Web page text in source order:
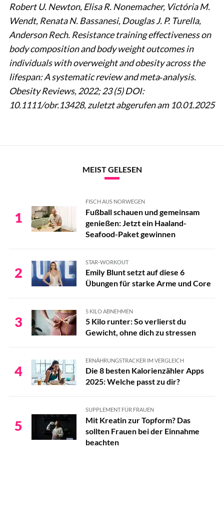
Robert U. Newton, Elisa R. Nonemacher, Victória M.
Wendt, Renata N. Bassanesi, Douglas J. P. Turella,
Anderson Rech. Resistance training effectiveness on
body composition and body weight outcomes in
individuals with overweight and obesity across the
lifespan: A systematic review and meta‐analysis.
Obesity Reviews, 2022; 23 (5) DOI:
10.1111/obr.13428, zuletzt abgerufen am 10.01.2025
MEIST GELESEN
1
FISCH AUS NORWEGEN
Fußball schauen und gemeinsam
genießen: Jetzt ein Haaland-
Seafood-Paket gewinnen
2
STAR-WORKOUT
Emily Blunt setzt auf diese 6
Übungen für starke Arme und Core
3
5 KILO ABNEHMEN
5 Kilo runter: So verlierst du
Gewicht, ohne dich zu stressen
4
ERNÄHRUNGSTRACKER IM VERGLEICH
Die 8 besten Kalorienzähler Apps
2025: Welche passt zu dir?
5
SUPPLEMENT FÜR FRAUEN
Mit Kreatin zur Topform? Das
sollten Frauen bei der Einnahme
beachten